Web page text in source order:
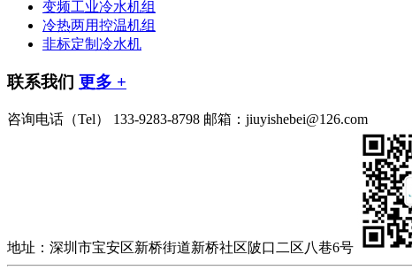
变频工业冷水机组
冷热两用控温机组
非标定制冷水机
联系我们 更多 +
咨询电话（Tel） 133-9283-8798 邮箱：jiuyishebei@126.com
地址：深圳市宝安区新桥街道新桥社区陂口二区八巷6号